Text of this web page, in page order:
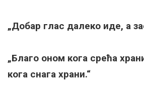
„Добар глас далеко иде, а
„Благо оном кога срећа
кога снага храни.“